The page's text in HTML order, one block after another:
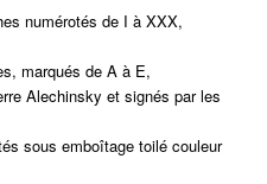
numérotés de I à XXX,
marqués de A à E,
Alechinsky et signés par les
sous emboîtage toilé couleur